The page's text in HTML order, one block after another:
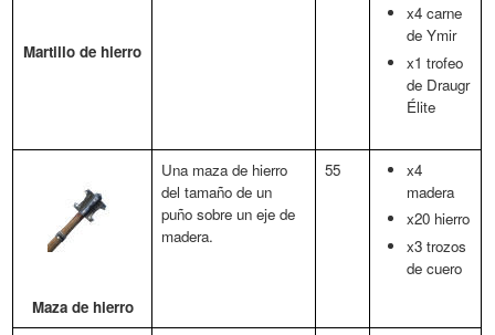
Martillo de hierro
x4 carne
de Ymir
x1 trofeo
de Draugr
Élite
Maza de hierro
Una maza de hierro
del tamaño de un
puño sobre un eje de
madera.
55
x4
madera
x20 hierro
x3 trozos
de cuero